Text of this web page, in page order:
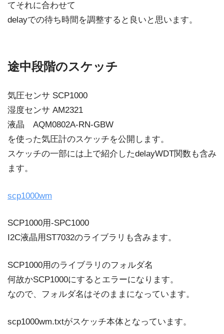
てそれに合わせて
delayでの待ち時間を調整すると良いと思います。
途中段階のスケッチ
気圧センサ SCP1000
湿度センサ AM2321
液晶 AQM0802A-RN-GBW
を使った気圧計のスケッチを公開します。
スケッチの一部には上で紹介したdelayWDT関数も含み
ます。
scp1000wm
SCP1000用-SPC1000
I2C液晶用ST7032のライブラリも含みます。
SCP1000用のライブラリのフォルダ名
何故かSCP1000にするとエラーになります。
なので、フォルダ名はそのままになっています。
scp1000wm.txtがスケッチ本体となっています。